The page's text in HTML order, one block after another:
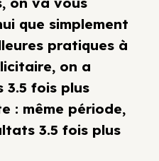
que simplement
pratiques à
on a
3.5 fois plus
: même période,
3.5 fois plus